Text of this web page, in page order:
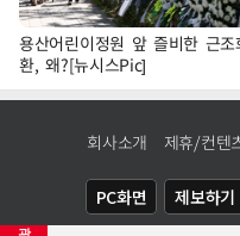
용산어린이정원 앞 즐비한 근조
환, 왜?[뉴시스Pic]
회사소개 제휴/컨텐
PC화면 제보하기